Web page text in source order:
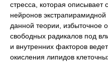
стресса, которая описывает
нейронов
данной теории, избыточное
свободных радикалов под
и внутренних факторов
окисления липидов